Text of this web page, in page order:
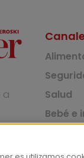
a
Salud
Bebé e